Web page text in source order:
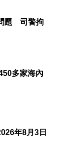
題 司警拘
多家海內
年8月3日